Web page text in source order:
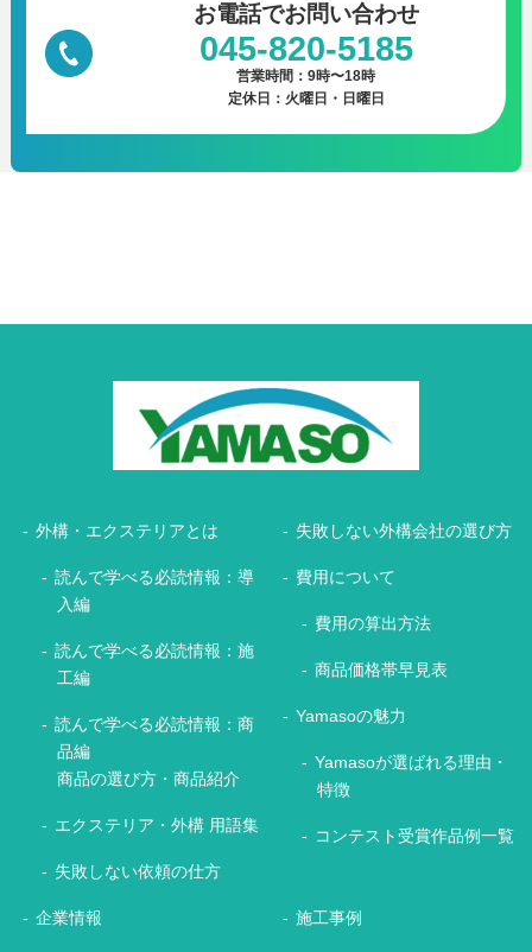
お電話でお問い合わせ
045-820-5185
営業時間：9時〜18時
定休日：火曜日・日曜日
外構・エクステリアとは
読んで学べる必読情報：導
入編
読んで学べる必読情報：施
工編
読んで学べる必読情報：商
品編
商品の選び方・商品紹介
エクステリア・外構 用語集
失敗しない依頼の仕方
失敗しない外構会社の選び方
費用について
費用の算出方法
商品価格帯早見表
Yamasoの魅力
Yamasoが選ばれる理由・
特徴
コンテスト受賞作品例一覧
企業情報 施工事例